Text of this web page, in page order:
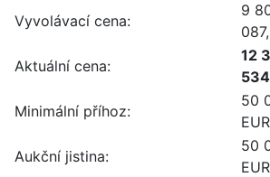
Vyvolávací cena:
9
Aktuální cena:
12
Minimální příhoz:
50
EUR
Aukční jistina:
50
EUR